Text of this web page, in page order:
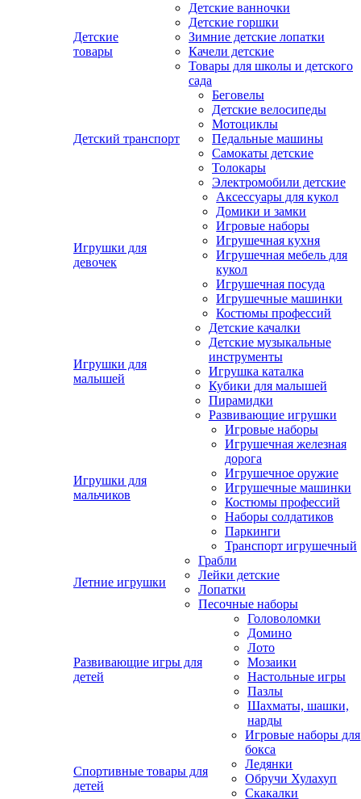
Детские
товары
Детские ванночки
Детские горшки
Зимние детские лопатки
Качели детские
Товары для школы и детского
сада
Детский транспорт
Беговелы
Детские велосипеды
Мотоциклы
Педальные машины
Самокаты детские
Толокары
Электромобили детские
Игрушки для
девочек
Аксессуары для кукол
Домики и замки
Игровые наборы
Игрушечная кухня
Игрушечная мебель для
кукол
Игрушечная посуда
Игрушечные машинки
Костюмы профессий
Игрушки для
малышей
Детские качалки
Детские музыкальные
инструменты
Игрушка каталка
Кубики для малышей
Пирамидки
Развивающие игрушки
Игрушки для
мальчиков
Игровые наборы
Игрушечная железная
дорога
Игрушечное оружие
Игрушечные машинки
Костюмы профессий
Наборы солдатиков
Паркинги
Транспорт игрушечный
Летние игрушки
Грабли
Лейки детские
Лопатки
Песочные наборы
Развивающие игры для
детей
Головоломки
Домино
Лото
Мозаики
Настольные игры
Пазлы
Шахматы, шашки,
нарды
Спортивные товары для
детей
Игровые наборы для
бокса
Ледянки
Обручи Хулахуп
Скакалки